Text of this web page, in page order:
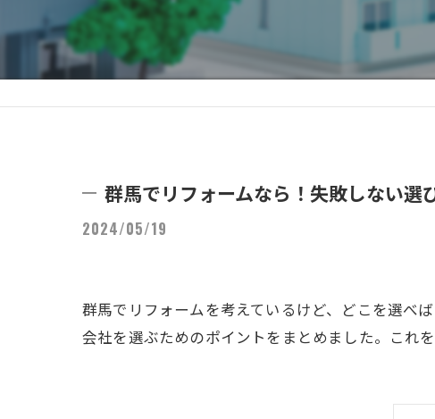
群馬でリフォームなら！失敗しない選
2024/05/19
群馬でリフォームを考えているけど、どこを選べ
会社を選ぶためのポイントをまとめました。これ